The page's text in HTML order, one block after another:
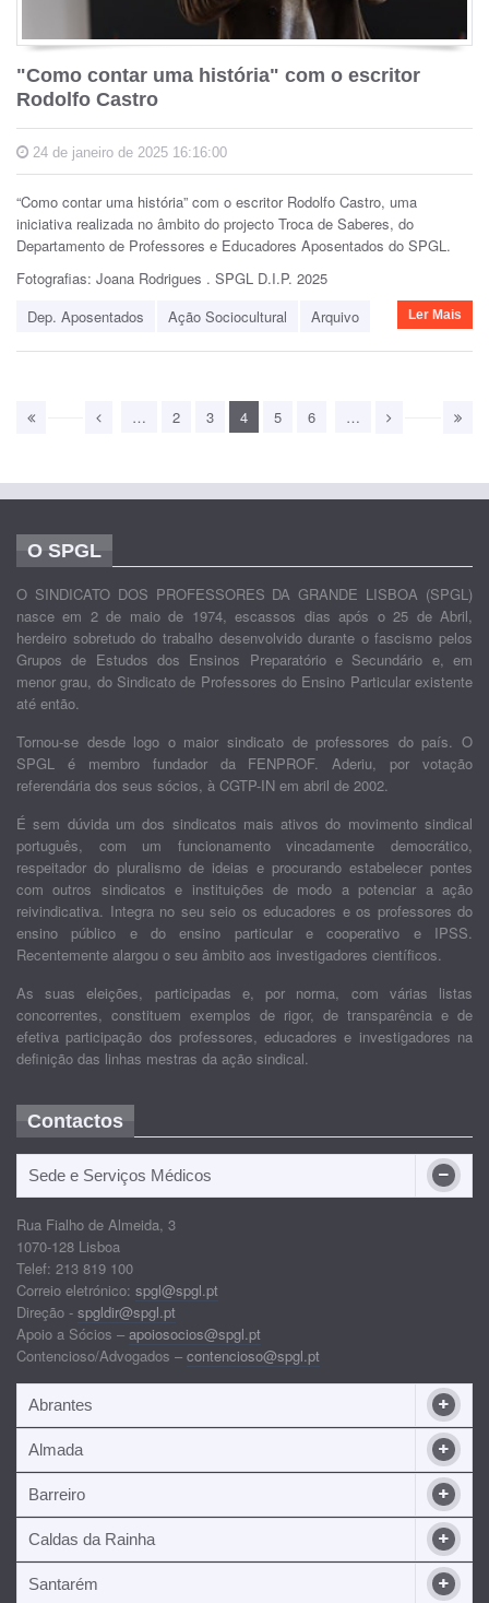
"Como contar uma história" com o escritor
Rodolfo Castro
24 de janeiro de 2025 16:16:00
“Como contar uma história” com o escritor Rodolfo Castro, uma
iniciativa realizada no âmbito do projecto Troca de Saberes, do
Departamento de Professores e Educadores Aposentados do SPGL.
Fotografias: Joana Rodrigues . SPGL D.I.P. 2025
Dep. Aposentados
Ação Sociocultural Arquivo Ler Mais
… 2 3 4 5 6 …
O SPGL
O SINDICATO DOS PROFESSORES DA GRANDE LISBOA (SPGL)
nasce em 2 de maio de 1974, escassos dias após o 25 de Abril,
herdeiro sobretudo do trabalho desenvolvido durante o fascismo pelos
Grupos de Estudos dos Ensinos Preparatório e Secundário e, em
menor grau, do Sindicato de Professores do Ensino Particular existente
até então.
Tornou-se desde logo o maior sindicato de professores do país. O
SPGL é membro fundador da FENPROF. Aderiu, por votação
referendária dos seus sócios, à CGTP-IN em abril de 2002.
É sem dúvida um dos sindicatos mais ativos do movimento sindical
português, com um funcionamento vincadamente democrático,
respeitador do pluralismo de ideias e procurando estabelecer pontes
com outros sindicatos e instituições de modo a potenciar a ação
reivindicativa. Integra no seu seio os educadores e os professores do
ensino público e do ensino particular e cooperativo e IPSS.
Recentemente alargou o seu âmbito aos investigadores científicos.
As suas eleições, participadas e, por norma, com várias listas
concorrentes, constituem exemplos de rigor, de transparência e de
efetiva participação dos professores, educadores e investigadores na
definição das linhas mestras da ação sindical.
Contactos
Sede e Serviços Médicos
Rua Fialho de Almeida, 3
1070-128 Lisboa
Telef: 213 819 100
Correio eletrónico: spgl@spgl.pt
Direção - spgldir@spgl.pt
Apoio a Sócios – apoiosocios@spgl.pt
Contencioso/Advogados – contencioso@spgl.pt
Abrantes
Almada
Barreiro
Caldas da Rainha
Santarém